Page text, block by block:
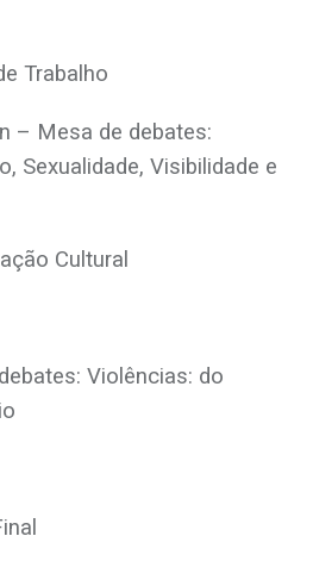
Trabalho
– Mesa de debates:
Sexualidade, Visibilidade e
Cultural
Violências: do